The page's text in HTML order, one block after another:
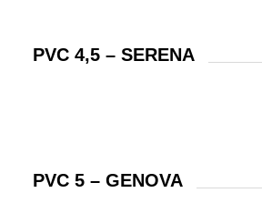
PVC 4,5 – SERENA
PVC 5 – GENOVA